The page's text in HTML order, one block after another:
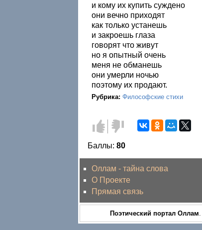
и кому их купить суждено
они вечно приходят
как только устанешь
и закроешь глаза
говорят что живут
но я опытный очень
меня не обманешь
они умерли ночью
поэтому их продают.
Рубрика: Философские стихи
Голос
за!
Голос
против!
Баллы: 80
Оллам - тайна слова
О Проекте
Прямая связь
Поэтический портал Оллам